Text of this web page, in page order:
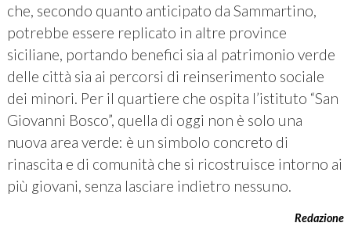
che, secondo quanto anticipato da Sammartino,
potrebbe essere replicato in altre province
siciliane, portando benefici sia al patrimonio verde
delle città sia ai percorsi di reinserimento sociale
dei minori. Per il quartiere che ospita l’istituto “San
Giovanni Bosco”, quella di oggi non è solo una
nuova area verde: è un simbolo concreto di
rinascita e di comunità che si ricostruisce intorno ai
più giovani, senza lasciare indietro nessuno.
Redazione